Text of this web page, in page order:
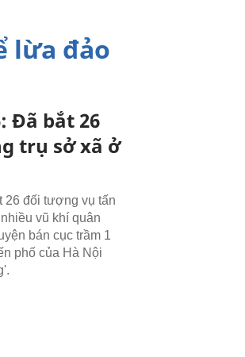
lừa đảo
Đã bắt 26
trụ sở xã ở
26 đối tượng vụ tấn
vũ khí quân
bán cục trầm 1
phố của Hà Nội